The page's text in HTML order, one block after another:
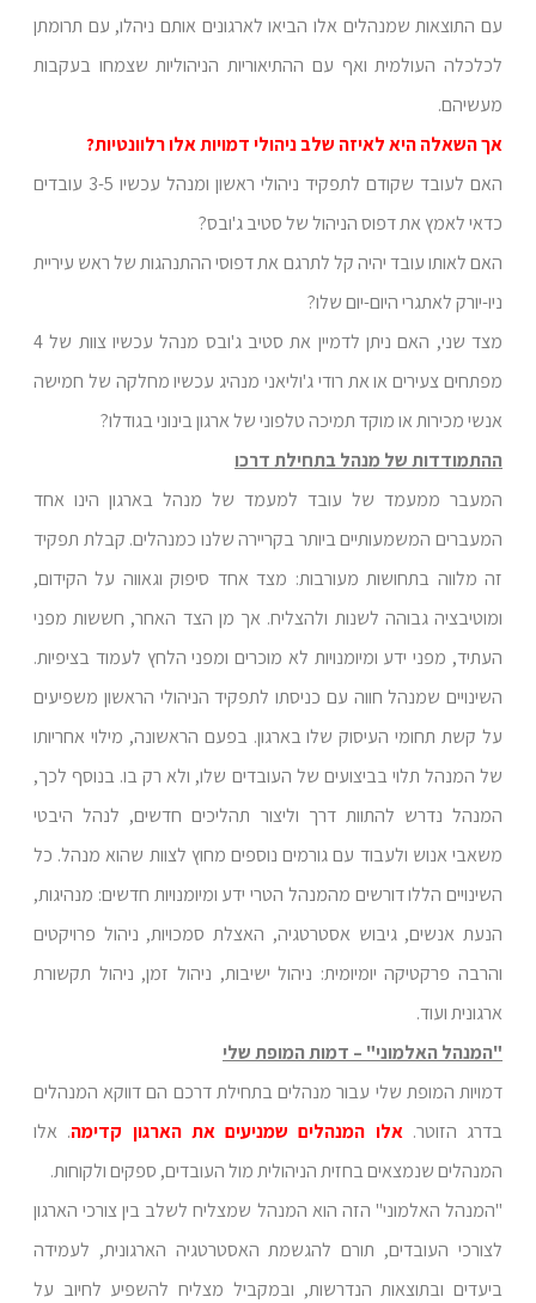
עם התוצאות שמנהלים אלו הביאו לארגונים אותם ניהלו, עם תרומתן
לכלכלה העולמית ואף עם ההתיאוריות הניהוליות שצמחו בעקבות
מעשיהם.
אך השאלה היא לאיזה שלב ניהולי דמויות אלו רלוונטיות?
האם לעובד שקודם לתפקיד ניהולי ראשון ומנהל עכשיו 3-5 עובדים
כדאי לאמץ את דפוס הניהול של סטיב ג'ובס?
האם לאותו עובד יהיה קל לתרגם את דפוסי ההתנהגות של ראש עיריית
ניו-יורק לאתגרי היום-יום שלו?
מצד שני, האם ניתן לדמיין את סטיב ג'ובס מנהל עכשיו צוות של 4
מפתחים צעירים או את רודי ג'וליאני מנהיג עכשיו מחלקה של חמישה
אנשי מכירות או מוקד תמיכה טלפוני של ארגון בינוני בגודלו?
ההתמודדות של מנהל בתחילת דרכו
המעבר ממעמד של עובד למעמד של מנהל בארגון הינו אחד
המעברים המשמעותיים ביותר בקריירה שלנו כמנהלים. קבלת תפקיד
זה מלווה בתחושות מעורבות: מצד אחד סיפוק וגאווה על הקידום,
ומוטיבציה גבוהה לשנות ולהצליח. אך מן הצד האחר, חששות מפני
העתיד, מפני ידע ומיומנויות לא מוכרים ומפני הלחץ לעמוד בציפיות.
השינויים שמנהל חווה עם כניסתו לתפקיד הניהולי הראשון משפיעים
על קשת תחומי העיסוק שלו בארגון. בפעם הראשונה, מילוי אחריותו
של המנהל תלוי בביצועים של העובדים שלו, ולא רק בו. בנוסף לכך,
המנהל נדרש להתוות דרך וליצור תהליכים חדשים, לנהל היבטי
משאבי אנוש ולעבוד עם גורמים נוספים מחוץ לצוות שהוא מנהל. כל
השינויים הללו דורשים מהמנהל הטרי ידע ומיומנויות חדשים: מנהיגות,
הנעת אנשים, גיבוש אסטרטגיה, האצלת סמכויות, ניהול פרויקטים
והרבה פרקטיקה יומיומית: ניהול ישיבות, ניהול זמן, ניהול תקשורת
ארגונית ועוד.
"המנהל האלמוני" – דמות המופת שלי
דמויות המופת שלי עבור מנהלים בתחילת דרכם הם דווקא המנהלים
בדרג הזוטר.אלו המנהלים שמניעים את הארגון קדימה. אלו
המנהלים שנמצאים בחזית הניהולית מול העובדים, ספקים ולקוחות.
"המנהל האלמוני" הזה הוא המנהל שמצליח לשלב בין צורכי הארגון
לצורכי העובדים, תורם להגשמת האסטרטגיה הארגונית, לעמידה
ביעדים ובתוצאות הנדרשות, ובמקביל מצליח להשפיע לחיוב על